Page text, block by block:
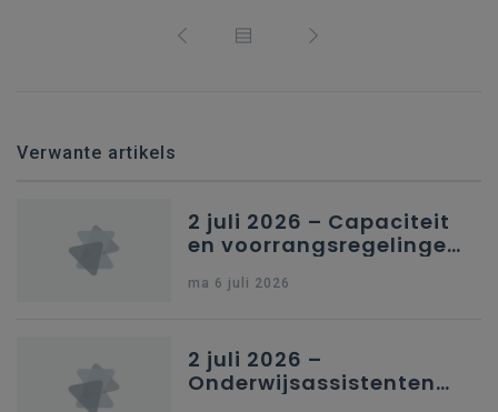
Verwante artikels
2 juli 2026 – Capaciteit
en voorrangsregelingen
secundair onderwijs in
ma 6 juli 2026
2 juli 2026 –
Onderwijsassistenten